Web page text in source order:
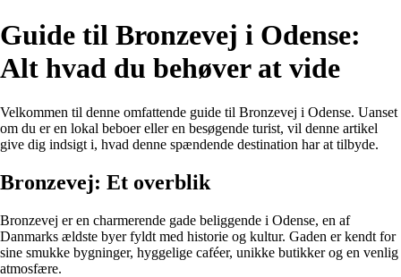
Guide til Bronzevej i Odense:
Alt hvad du behøver at vide
Velkommen til denne omfattende guide til Bronzevej i Odense. Uanset
om du er en lokal beboer eller en besøgende turist, vil denne artikel
give dig indsigt i, hvad denne spændende destination har at tilbyde.
Bronzevej: Et overblik
Bronzevej er en charmerende gade beliggende i Odense, en af
Danmarks ældste byer fyldt med historie og kultur. Gaden er kendt for
sine smukke bygninger, hyggelige caféer, unikke butikker og en venlig
atmosfære.